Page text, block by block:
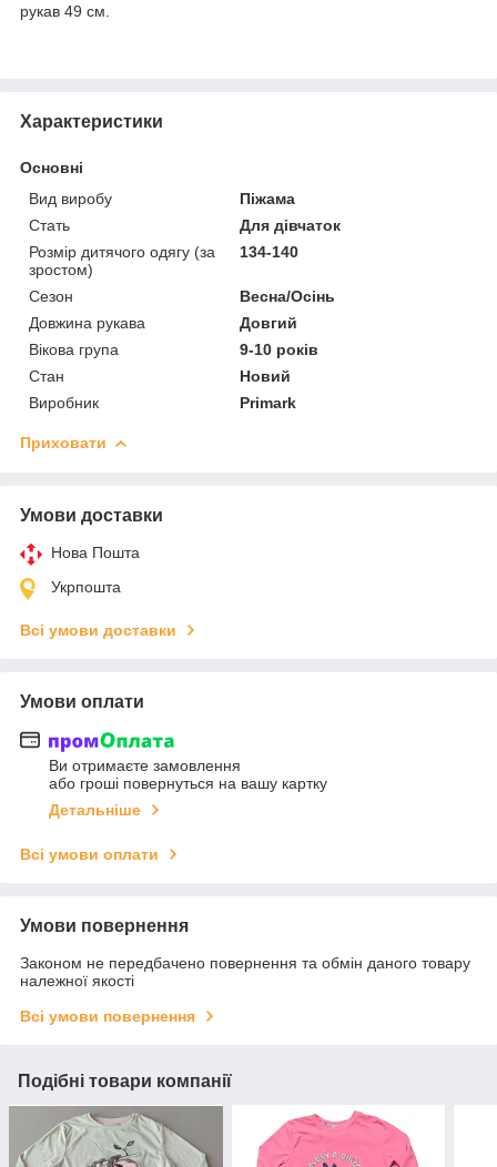
рукав 49 см.
Характеристики
Основні
Вид виробу
Піжама
Стать
Для дівчаток
Розмір дитячого одягу (за
зростом)
134-140
Сезон
Весна/Осінь
Довжина рукава
Довгий
Вікова група
9-10 років
Стан
Новий
Виробник
Primark
Приховати
Умови доставки
Нова Пошта
Укрпошта
Всі умови доставки
Умови оплати
Ви отримаєте замовлення
або гроші повернуться на вашу картку
Детальніше
Всі умови оплати
Умови повернення
Законом не передбачено повернення та обмін даного товару
належної якості
Всі умови повернення
Подібні товари компанії